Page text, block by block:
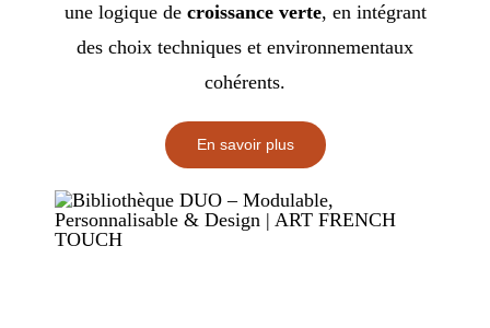
une logique de croissance verte, en intégrant
des choix techniques et environnementaux
cohérents.
En savoir plus